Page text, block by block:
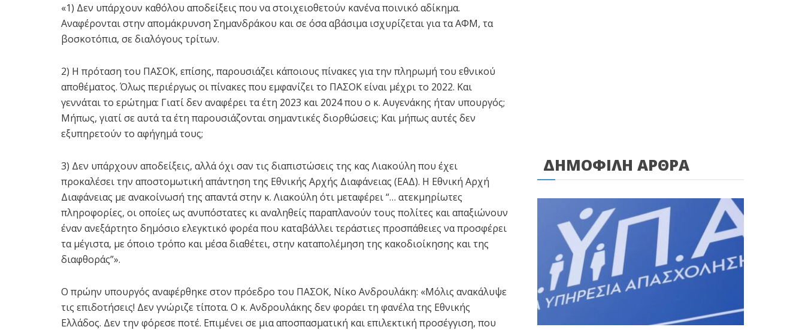
«1) Δεν υπάρχουν καθόλου αποδείξεις που να στοιχειοθετούν κανένα ποινικό αδίκημα.
Αναφέρονται στην απομάκρυνση Σημανδράκου και σε όσα αβάσιμα ισχυρίζεται για τα ΑΦΜ, τα
βοσκοτόπια, σε διαλόγους τρίτων.
2) Η πρόταση του ΠΑΣΟΚ, επίσης, παρουσιάζει κάποιους πίνακες για την πληρωμή του εθνικού
αποθέματος. Όλως περιέργως οι πίνακες που εμφανίζει το ΠΑΣΟΚ είναι μέχρι το 2022. Και
γεννάται το ερώτημα: Γιατί δεν αναφέρει τα έτη 2023 και 2024 που ο κ. Αυγενάκης ήταν υπουργός;
Μήπως, γιατί σε αυτά τα έτη παρουσιάζονται σημαντικές διορθώσεις; Και μήπως αυτές δεν
εξυπηρετούν το αφήγημά τους;
3) Δεν υπάρχουν αποδείξεις, αλλά όχι σαν τις διαπιστώσεις της κας Λιακούλη που έχει
προκαλέσει την αποστομωτική απάντηση της Εθνικής Αρχής Διαφάνειας (ΕΑΔ). Η Εθνική Αρχή
Διαφάνειας με ανακοίνωσή της απαντά στην κ. Λιακούλη ότι μεταφέρει “… ατεκμηρίωτες
πληροφορίες, οι οποίες ως ανυπόστατες κι αναληθείς παραπλανούν τους πολίτες και απαξιώνουν
έναν ανεξάρτητο δημόσιο ελεγκτικό φορέα που καταβάλλει τεράστιες προσπάθειες να προσφέρει
τα μέγιστα, με όποιο τρόπο και μέσα διαθέτει, στην καταπολέμηση της κακοδιοίκησης και της
διαφθοράς”».
Ο πρώην υπουργός αναφέρθηκε στον πρόεδρο του ΠΑΣΟΚ, Νίκο Ανδρουλάκη: «Μόλις ανακάλυψε
τις επιδοτήσεις! Δεν γνώριζε τίποτα. Ο κ. Ανδρουλάκης δεν φοράει τη φανέλα της Εθνικής
Eλλάδος. Δεν την φόρεσε ποτέ. Επιμένει σε μια αποσπασματική και επιλεκτική προσέγγιση, που
ΔΗΜΟΦΙΛΗ ΑΡΘΡΑ